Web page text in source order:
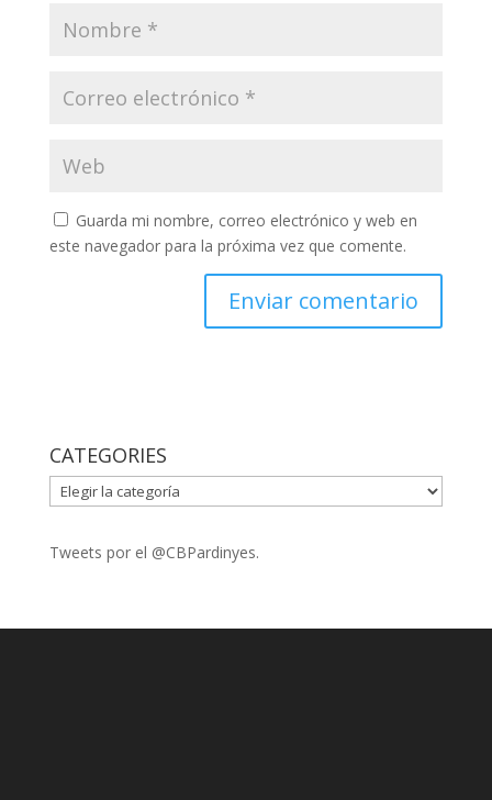
Guarda mi nombre, correo electrónico y web en
este navegador para la próxima vez que comente.
CATEGORIES
CATEGORIES
Tweets por el @CBPardinyes.